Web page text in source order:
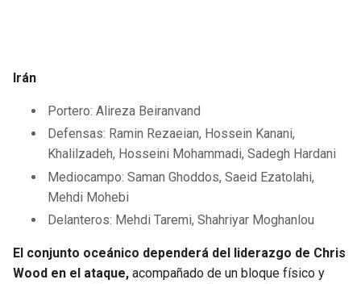
Irán
Portero: Alireza Beiranvand
Defensas: Ramin Rezaeian, Hossein Kanani,
Khalilzadeh, Hosseini Mohammadi, Sadegh Hardani
Mediocampo: Saman Ghoddos, Saeid Ezatolahi,
Mehdi Mohebi
Delanteros: Mehdi Taremi, Shahriyar Moghanlou
El conjunto oceánico dependerá del liderazgo de Chris
Wood en el ataque, acompañado de un bloque físico y